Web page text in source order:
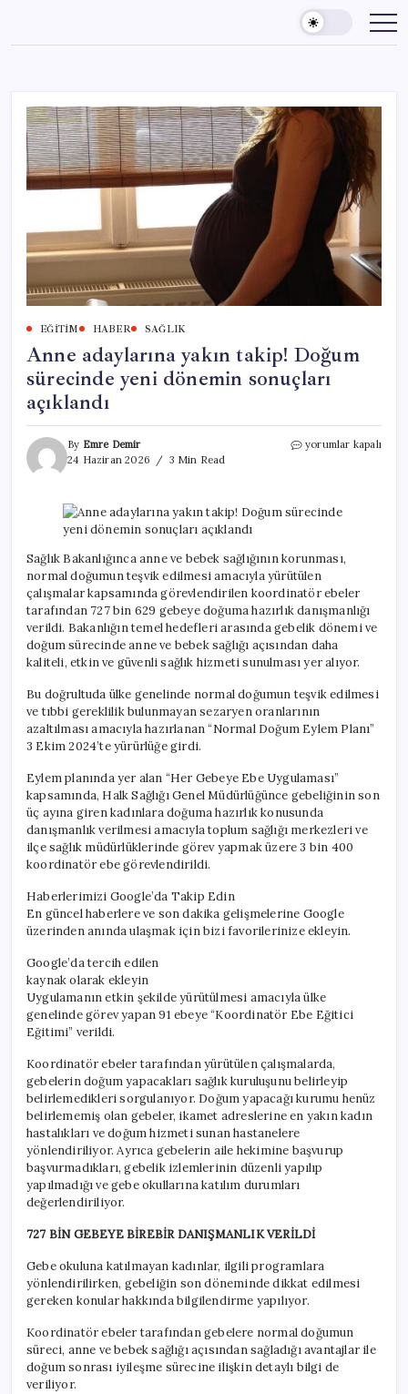
content
EĞITIM HABER SAĞLIK
Anne adaylarına yakın takip! Doğum
sürecinde yeni dönemin sonuçları
açıklandı
By Emre Demir
24 Haziran 2026
3 Min Read
Anne
Doğum
sonuçları
açıklandı
için
yorumlar kapalı
Sağlık Bakanlığınca anne ve bebek sağlığının korunması,
normal doğumun teşvik edilmesi amacıyla yürütülen
çalışmalar kapsamında görevlendirilen koordinatör ebeler
tarafından 727 bin 629 gebeye doğuma hazırlık danışmanlığı
verildi. Bakanlığın temel hedefleri arasında gebelik dönemi ve
doğum sürecinde anne ve bebek sağlığı açısından daha
kaliteli, etkin ve güvenli sağlık hizmeti sunulması yer alıyor.
Bu doğrultuda ülke genelinde normal doğumun teşvik edilmesi
ve tıbbi gereklilik bulunmayan sezaryen oranlarının
azaltılması amacıyla hazırlanan “Normal Doğum Eylem Planı”
3 Ekim 2024’te yürürlüğe girdi.
Eylem planında yer alan “Her Gebeye Ebe Uygulaması”
kapsamında, Halk Sağlığı Genel Müdürlüğünce gebeliğinin son
üç ayına giren kadınlara doğuma hazırlık konusunda
danışmanlık verilmesi amacıyla toplum sağlığı merkezleri ve
ilçe sağlık müdürlüklerinde görev yapmak üzere 3 bin 400
koordinatör ebe görevlendirildi.
Haberlerimizi Google’da Takip Edin
En güncel haberlere ve son dakika gelişmelerine Google
üzerinden anında ulaşmak için bizi favorilerinize ekleyin.
Google’da tercih edilen
kaynak olarak ekleyin
Uygulamanın etkin şekilde yürütülmesi amacıyla ülke
genelinde görev yapan 91 ebeye “Koordinatör Ebe Eğitici
Eğitimi” verildi.
Koordinatör ebeler tarafından yürütülen çalışmalarda,
gebelerin doğum yapacakları sağlık kuruluşunu belirleyip
belirlemedikleri sorgulanıyor. Doğum yapacağı kurumu henüz
belirlememiş olan gebeler, ikamet adreslerine en yakın kadın
hastalıkları ve doğum hizmeti sunan hastanelere
yönlendiriliyor. Ayrıca gebelerin aile hekimine başvurup
başvurmadıkları, gebelik izlemlerinin düzenli yapılıp
yapılmadığı ve gebe okullarına katılım durumları
değerlendiriliyor.
727 BİN GEBEYE BİREBİR DANIŞMANLIK VERİLDİ
Gebe okuluna katılmayan kadınlar, ilgili programlara
yönlendirilirken, gebeliğin son döneminde dikkat edilmesi
gereken konular hakkında bilgilendirme yapılıyor.
Koordinatör ebeler tarafından gebelere normal doğumun
süreci, anne ve bebek sağlığı açısından sağladığı avantajlar ile
doğum sonrası iyileşme sürecine ilişkin detaylı bilgi de
veriliyor.